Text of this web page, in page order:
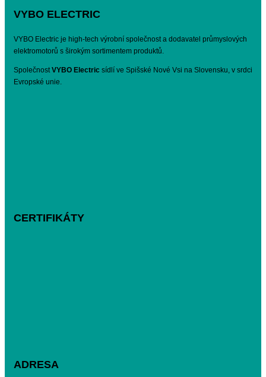
VYBO ELECTRIC
VYBO Electric je high-tech výrobní společnost a dodavatel průmyslových
elektromotorů s širokým sortimentem produktů.
SpolečnostVYBO Electric sídlí ve Spišské Nové Vsi na Slovensku, v srdci
Evropské unie.
CERTIFIKÁTY
ADRESA